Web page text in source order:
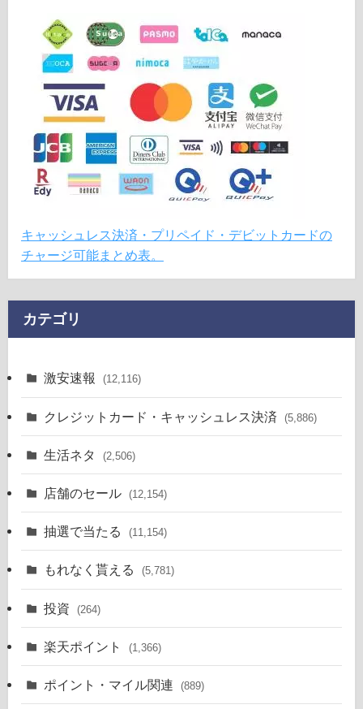
キャッシュレス決済・プリペイド・デビットカードの
チャージ可能まとめ表。
カテゴリ
激安速報 (12,116)
クレジットカード・キャッシュレス決済 (5,886)
生活ネタ (2,506)
店舗のセール (12,154)
抽選で当たる (11,154)
もれなく貰える (5,781)
投資 (264)
楽天ポイント (1,366)
ポイント・マイル関連 (889)